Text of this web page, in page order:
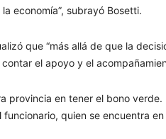
economía”, subrayó Bosetti.
que “más allá de que la
el apoyo y el
provincia en tener el bono
funcionario, quien se encuentra